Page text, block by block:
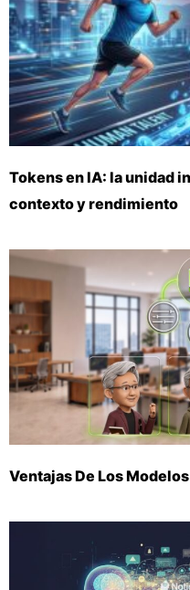
Tokens en IA: la unidad
contexto y rendimiento
Ventajas De Los